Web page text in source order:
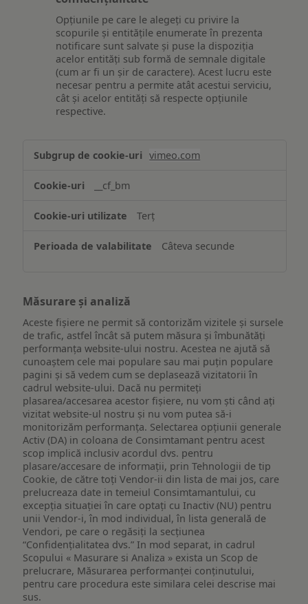
Opțiunile pe care le alegeți cu privire la
scopurile și entitățile enumerate în prezenta
notificare sunt salvate și puse la dispoziția
acelor entități sub formă de semnale digitale
(cum ar fi un șir de caractere). Acest lucru este
necesar pentru a permite atât acestui serviciu,
cât și acelor entități să respecte opțiunile
respective.
funcționalităților
ului
vimeo.com
__cf_bm
Terț
Câteva secunde
Măsurare și analiză
Aceste fișiere ne permit să contorizăm vizitele și sursele
de trafic, astfel încât să putem măsura și îmbunătăți
performanța website-ului nostru. Acestea ne ajută să
cunoaștem cele mai populare sau mai puțin populare
pagini și să vedem cum se deplasează vizitatorii în
cadrul website-ului. Dacă nu permiteți
plasarea/accesarea acestor fișiere, nu vom ști când ați
vizitat website-ul nostru și nu vom putea să-i
monitorizăm performanța. Selectarea opțiunii generale
Activ (DA) in coloana de Consimtamant pentru acest
scop implică inclusiv acordul dvs. pentru
plasare/accesare de informații, prin Tehnologii de tip
Cookie, de către toți Vendor-ii din lista de mai jos, care
prelucreaza date in temeiul Consimtamantului, cu
excepția situației în care optați cu Inactiv (NU) pentru
unii Vendor-i, în mod individual, în lista generală de
Vendori, pe care o regăsiți la secțiunea
“Confidențialitatea dvs.” In mod separat, in cadrul
Scopului « Masurare si Analiza » exista un Scop de
prelucrare, Măsurarea performanței conținutului,
pentru care procedura este similara celei descrise mai
sus.